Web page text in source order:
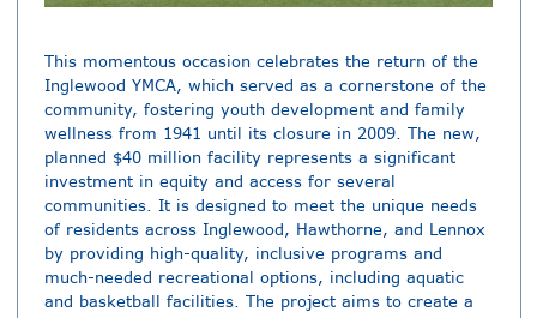
This momentous occasion celebrates the return of the
Inglewood YMCA, which served as a cornerstone of the
community, fostering youth development and family
wellness from 1941 until its closure in 2009. The new,
planned $40 million facility represents a significant
investment in equity and access for several
communities. It is designed to meet the unique needs
of residents across Inglewood, Hawthorne, and Lennox
by providing high-quality, inclusive programs and
much-needed recreational options, including aquatic
and basketball facilities. The project aims to create a